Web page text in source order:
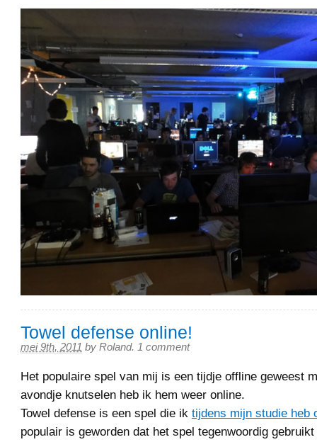
Towel defense online!
mei 9th, 2011 by Roland. 1 comment
Het populaire spel van mij is een tijdje offline geweest
avondje knutselen heb ik hem weer online.
Towel defense is een spel die ik tijdens mijn studie heb
populair is geworden dat het spel tegenwoordig